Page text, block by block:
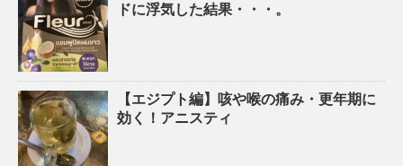
ドに浮気した結果・・・。
【エジプト編】咳や喉の痛み・更年期に
効く！アニスティ